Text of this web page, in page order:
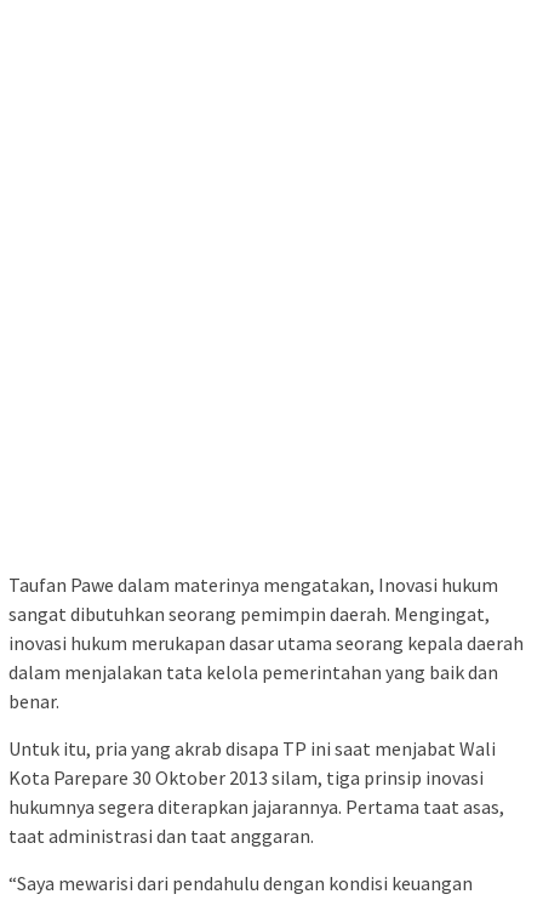
Taufan Pawe dalam materinya mengatakan, Inovasi hukum
sangat dibutuhkan seorang pemimpin daerah. Mengingat,
inovasi hukum merukapan dasar utama seorang kepala daerah
dalam menjalakan tata kelola pemerintahan yang baik dan
benar.
Untuk itu, pria yang akrab disapa TP ini saat menjabat Wali
Kota Parepare 30 Oktober 2013 silam, tiga prinsip inovasi
hukumnya segera diterapkan jajarannya. Pertama taat asas,
taat administrasi dan taat anggaran.
“Saya mewarisi dari pendahulu dengan kondisi keuangan